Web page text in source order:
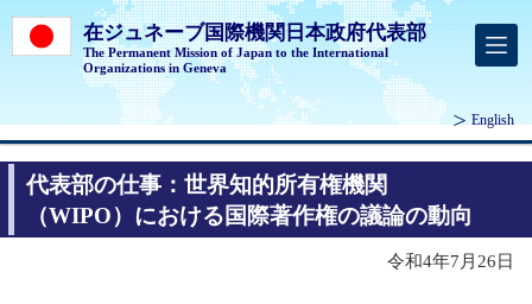
在ジュネーブ国際機関日本政府代表部
The Permanent Mission of Japan to the International
Organizations in Geneva
English
代表部の仕事：世界知的所有権機関
（WIPO）における国際著作権の議論の動向
令和4年7月26日